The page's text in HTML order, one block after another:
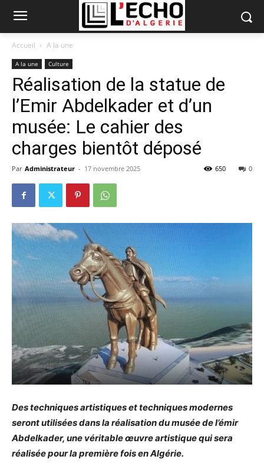
Accueil A la une
A la une Culture
Réalisation de la statue de
l’Emir Abdelkader et d’un
musée: Le cahier des
charges bientôt déposé
Par Administrateur - 17 novembre 2025 0
650
Des techniques artistiques et techniques modernes
seront utilisées dans la réalisation du musée de l’émir
Abdelkader, une véritable œuvre artistique qui sera
réalisée pour la première fois en Algérie.